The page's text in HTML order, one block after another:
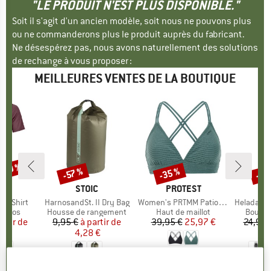
"LE PRODUIT N'EST PLUS DISPONIBLE."
Soit il s'agit d'un ancien modèle, soit nous ne pouvons plus
ou ne commanderons plus le produit auprès du fabricant.
Ne désespérez pas, nous avons naturellement des solutions
de rechange à vous proposer :
MEILLEURES VENTES DE LA BOUTIQUE
T-Shirt
réduit
de
%
MARQUE
STOIC
Article
HarnosandSt. II Dry Bag
Product group
Housse de rangement
Prix
9,95 € Prix réduit
à partir de
4,28 €
Remise
-57 %
MARQUE
PROTEST
Article
Women's PRTMM Patio Triangle
Product group
Haut de maillot
Prix
39,95 € Prix réduit
25,97 €
Remise
-35 %
Article
HeladagenSt.
24,95
-